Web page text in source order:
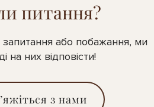
питання?
або побажання, ми
на них відповісти!
з нами